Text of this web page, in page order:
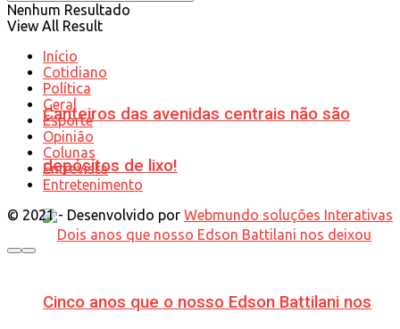
Canteiros das avenidas centrais não são
depósitos de lixo!
Cinco anos que o nosso Edson Battilani nos
Nenhum Resultado
View All Result
Início
Cotidiano
Política
Geral
Esporte
Opinião
Colunas
Entrevista
Entretenimento
© 2021 - Desenvolvido por Webmundo soluções Interativas